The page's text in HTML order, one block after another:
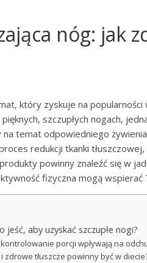
nóg: jak
który zyskuje na popularności
szczupłych nogach,
temat odpowiedniego
redukcji tkanki
powinny znaleźć się w
fizyczna mogą
aby uzyskać szczupłe nogi?
porcji wpływają na
zdrowe tłuszcze powinny być w